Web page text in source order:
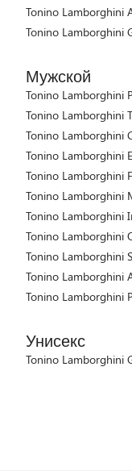
Tonino Lamborghini
Tonino Lamborghini
Мужской
Tonino Lamborghini
Tonino Lamborghini
Tonino Lamborghini
Tonino Lamborghini
Tonino Lamborghini
Tonino Lamborghini
Tonino Lamborghini
Tonino Lamborghini
Tonino Lamborghini
Tonino Lamborghini
Tonino Lamborghini
Унисекс
Tonino Lamborghini